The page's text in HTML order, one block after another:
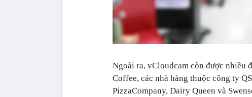
Ngoài ra, vCloudcam còn được nhiều
Coffee, các nhà hàng thuộc công ty
PizzaCompany, Dairy Queen và